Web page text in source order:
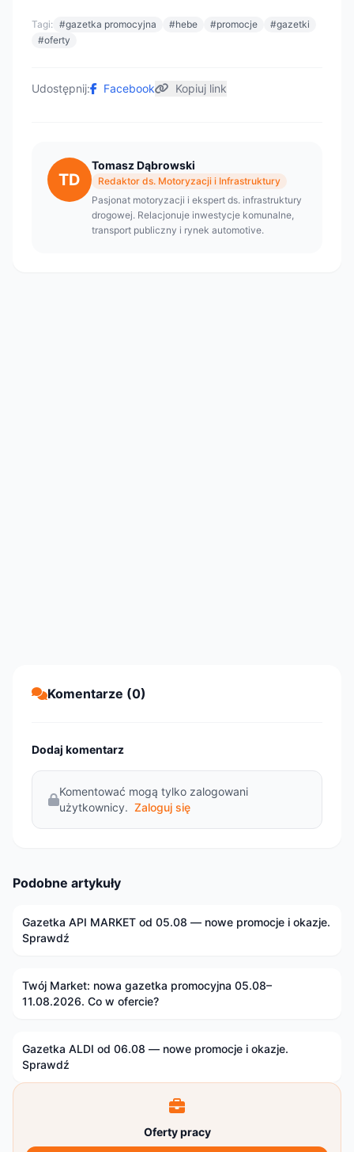
Tagi: #gazetka promocyjna #hebe #promocje
#gazetki
#oferty
Udostępnij: Facebook Kopiuj link
TD
Tomasz Dąbrowski
Redaktor ds. Motoryzacji i Infrastruktury
Pasjonat motoryzacji i ekspert ds. infrastruktury
drogowej. Relacjonuje inwestycje komunalne,
transport publiczny i rynek automotive.
Komentarze (0)
Dodaj komentarz
Komentować mogą tylko zalogowani
użytkownicy. Zaloguj się
Podobne artykuły
Gazetka API MARKET od 05.08 — nowe promocje i okazje.
Sprawdź
Twój Market: nowa gazetka promocyjna 05.08–
11.08.2026. Co w ofercie?
Gazetka ALDI od 06.08 — nowe promocje i okazje.
Sprawdź
Oferty pracy